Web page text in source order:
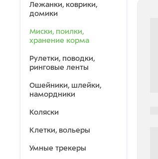
Лежанки, коврики,
домики
Миски, поилки,
хранение корма
Рулетки, поводки,
ринговые ленты
Ошейники, шлейки,
намордники
Коляски
Клетки, вольеры
Умные трекеры